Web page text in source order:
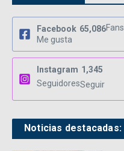
Facebook 65,086Fans
Me gusta
Instagram 1,345
SeguidoresSeguir
Noticias destacadas: